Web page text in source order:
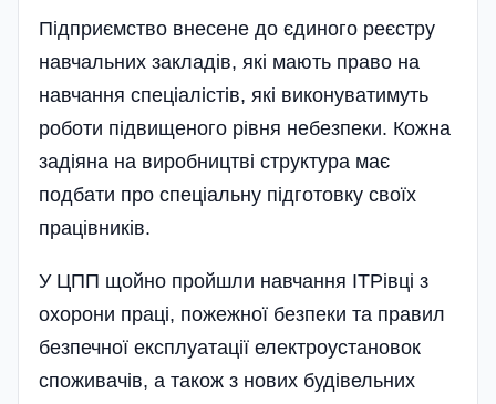
Підприємство внесене до єдиного реєстру
навчальних закладів, які мають право на
навчання спеціалістів, які виконуватимуть
роботи підвищеного рівня небезпеки. Кожна
задіяна на виробництві структура має
подбати про спеці­альну підготовку своїх
працівників.
У ЦПП щойно пройшли навчання ІТРівці з
охорони праці, пожежної безпеки та правил
безпечної експлуатації електроустановок
споживачів, а також з нових будівельних